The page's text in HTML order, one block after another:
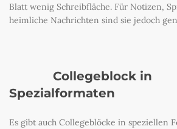
Blatt wenig Schreibfläche. Für Notizen,
heimliche Nachrichten sind sie jedoch
Collegeblock in
Spezialformaten
Es gibt auch Collegeblöcke in speziellen